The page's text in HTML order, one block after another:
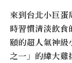
來到台北小巨
時習慣清淡飲
頤的超人氣神
之一」的緯大雞